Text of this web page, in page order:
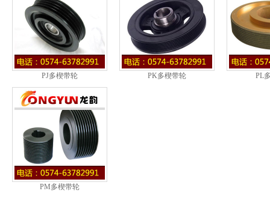
PJ多楔带轮 PK多楔带轮 PL
PM多楔带轮